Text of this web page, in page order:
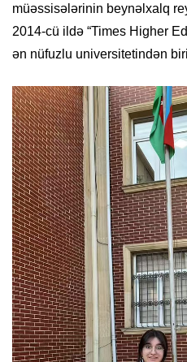
müəssisələrinin beynəlxalq
2014-cü ildə “Times Higher
ən nüfuzlu universitetindən